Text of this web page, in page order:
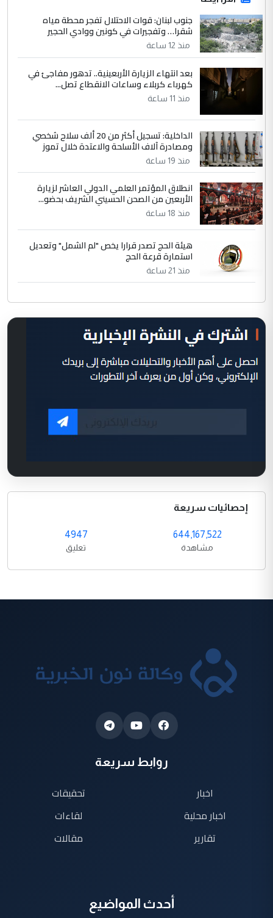
جنوب لبنان: قوات الاحتلال تفجر محطة مياه
شقرا… وتفجيرات في كونين ووادي الحجير
منذ 12 ساعة
بعد انتهاء الزيارة الأربعينية.. تدهور مفاجئ في
كهرباء كربلاء وساعات الانقطاع تصل...
منذ 11 ساعة
الداخلية: تسجيل أكثر من 20 ألف سلاح شخصي
ومصادرة آلاف الأسلحة والاعتدة خلال تموز
منذ 19 ساعة
انطلاق المؤتمر العلمي الدولي العاشر لزيارة
الأربعين من الصحن الحسيني الشريف بحضو...
منذ 18 ساعة
هيئة الحج تصدر قرارا يخص "لم الشمل" وتعديل
استمارة قرعة الحج
منذ 21 ساعة
إحصائيات سريعة
644,167,522
مشاهدة
4947
تعليق
روابط سريعة
اخبار
اخبار محلية
تقارير
تحقيقات
لقاءات
مقالات
أحدث المواضيع